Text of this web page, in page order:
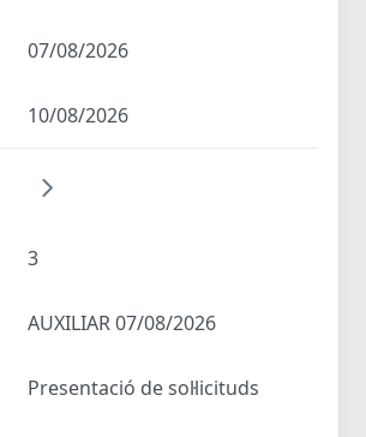
07/08/2026
10/08/2026
3
AUXILIAR 07/08/2026
Presentació de sol·licituds